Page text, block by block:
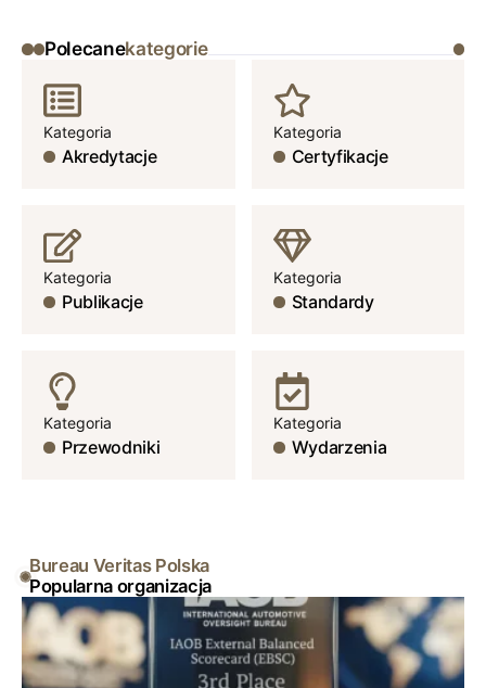
Polecanekategorie
Kategoria
Akredytacje
Kategoria
Certyfikacje
Kategoria
Publikacje
Kategoria
Standardy
Kategoria
Przewodniki
Kategoria
Wydarzenia
Popularna organizacja
Bureau Veritas Polska